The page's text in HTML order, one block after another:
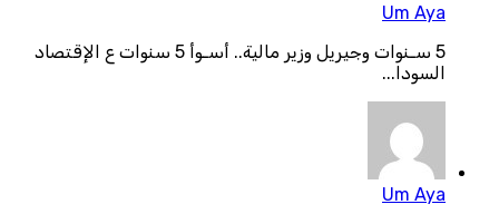
Um Aya
5 سـنوات وجيريل وزير مالية.. أسـوأ 5 سنوات ع الإقتصاد
السودا...
Um Aya